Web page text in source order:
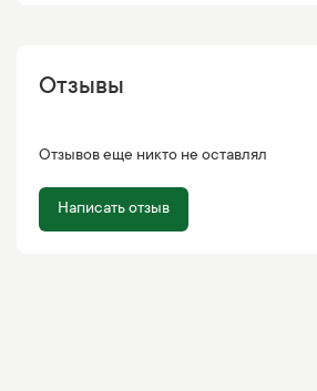
Отзывы
Отзывов еще никто не оставлял
Написать отзыв